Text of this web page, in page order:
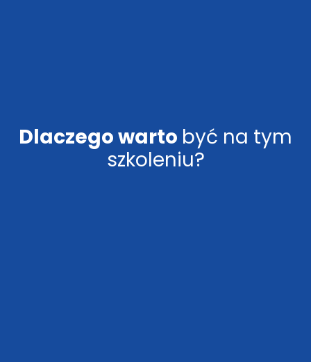
Dlaczego warto być na tym
szkoleniu?